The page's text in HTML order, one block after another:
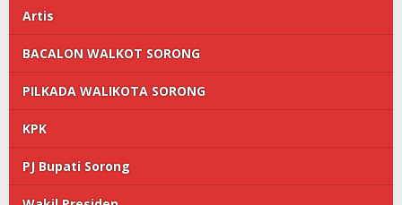
Artis
BACALON WALKOT SORONG
PILKADA WALIKOTA SORONG
KPK
PJ Bupati Sorong